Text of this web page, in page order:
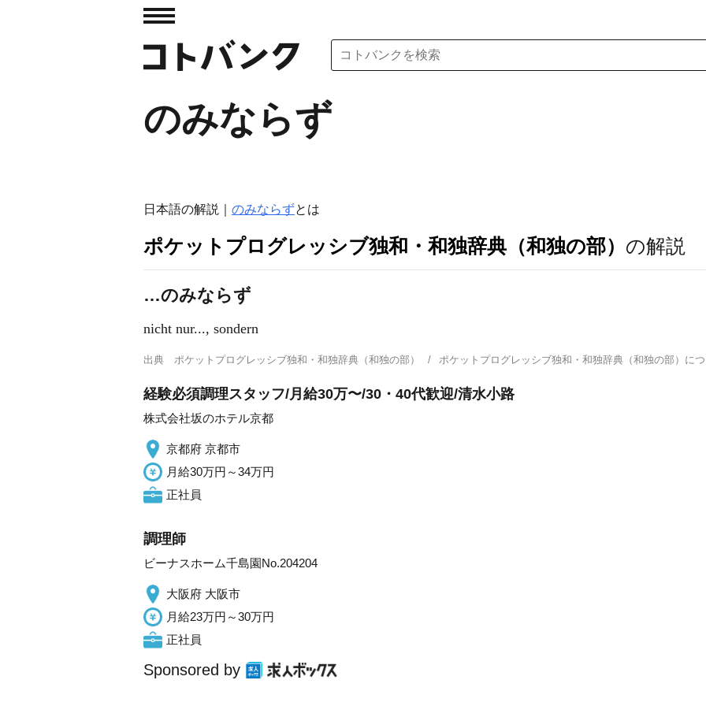
のみならず
日本語の解説｜ のみならずとは
ポケットプログレッシブ独和・和独辞典（和独の部） の解説
…のみならず
nicht nur..., sondern
出典 ポケットプログレッシブ独和・和独辞典（和独の部） ポケットプログレッシブ独和・和独辞典（和独の部）
経験必須調理スタッフ/月給30万〜/30・40代歓迎/清水小路
株式会社坂のホテル京都
京都府 京都市
月給30万円～34万円
正社員
調理師
ビーナスホーム千島園No.204204
大阪府 大阪市
月給23万円～30万円
正社員
Sponsored by